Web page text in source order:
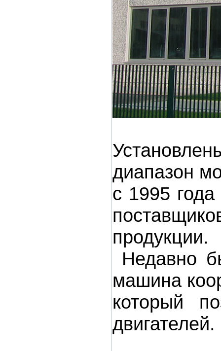
диапазон
с 1995
продукции.
Недавно
машина
который
двигателей.